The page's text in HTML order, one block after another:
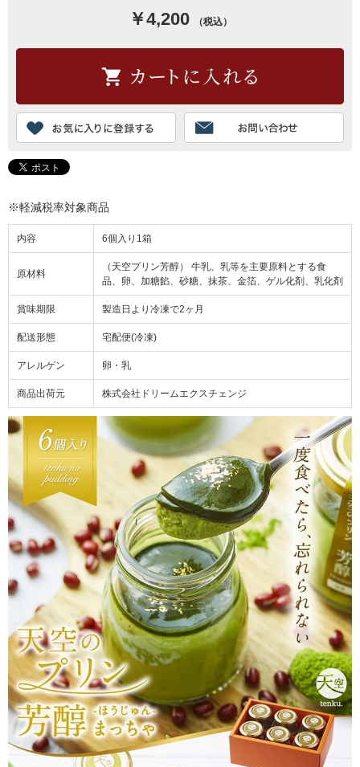
￥4,200 （税込）
※軽減税率対象商品
内容 6個入り1箱
原材料
（天空プリン芳醇） 牛乳、乳等を主要原料とする食
品、卵、加糖餡、砂糖、抹茶、金箔、ゲル化剤、乳化剤
賞味期限 製造日より冷凍で2ヶ月
配送形態 宅配便(冷凍)
アレルゲン 卵・乳
商品出荷元 株式会社ドリームエクスチェンジ